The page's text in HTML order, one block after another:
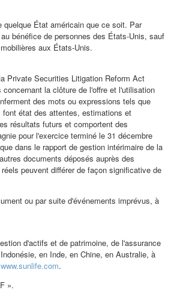
État américain que ce soit. Par
bénéfice de personnes des États-Unis, sauf
aux États-Unis.
Private Securities Litigation Reform Act
la clôture de l'offre et l'utilisation
des mots ou expressions tels que
état des attentes, estimations et
résultats futurs et comportent des
pour l'exercice terminé le 31 décembre
dans le rapport de gestion intérimaire de la
documents déposés auprès des
peuvent différer de façon significative de
ou par suite d'événements imprévus, à
d'actifs et de patrimoine, de l'assurance
en Inde, en Chine, en Australie, à
www.sunlife.com.
».